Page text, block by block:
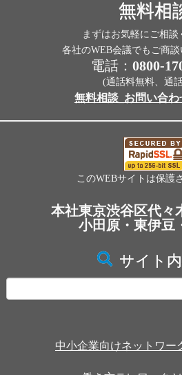
無料相
まずはお気軽にご相談
各社のWEB会議でもご商談
電話： 0800-
(通話料無料、通
無料相談_お問い合
このWEBサイトは保護
本社東京渋谷区代々
小田原・東伊
サイト
索:
中小企業向けネットワー